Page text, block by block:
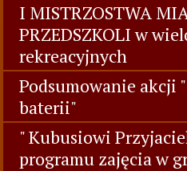
I MISTRZOSTWA
PRZEDSZKOLI w
rekreacyjnych
Podsumowanie akcji
baterii"
" Kubusiowi
programu zajęcia w